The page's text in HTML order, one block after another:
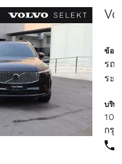
ข้อมูล
รถบ
ระบ
บริษั
กรุง